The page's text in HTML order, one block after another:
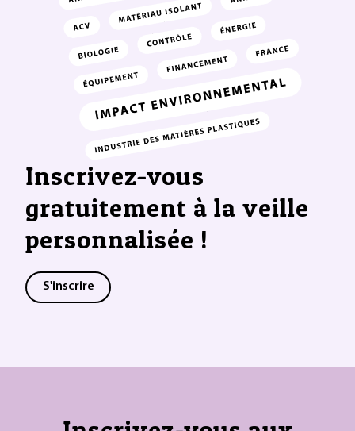
Inscrivez-vous
gratuitement à la veille
personnalisée !
S'inscrire